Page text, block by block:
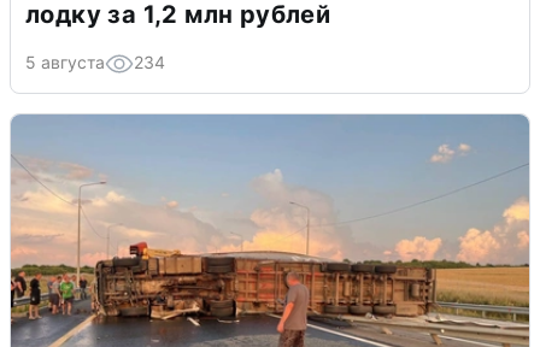
лодку за 1,2 млн рублей
5 августа 234